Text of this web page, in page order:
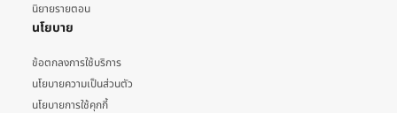
นิยายรายตอน
นโยบาย
ข้อตกลงการใช้บริการ
นโยบายความเป็นส่วนตัว
นโยบายการใช้คุกกี้